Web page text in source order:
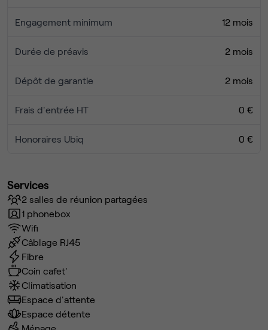
Engagement minimum 12 mois
Durée de préavis 2 mois
Dépôt de garantie 2 mois
Frais d'entrée HT 0 €
Honoraires Ubiq 0 €
Services
2 salles de réunion partagées
1 phonebox
Wifi
Câblage RJ45
Fibre
Coin cafet'
Climatisation
Espace d'attente
Espace détente